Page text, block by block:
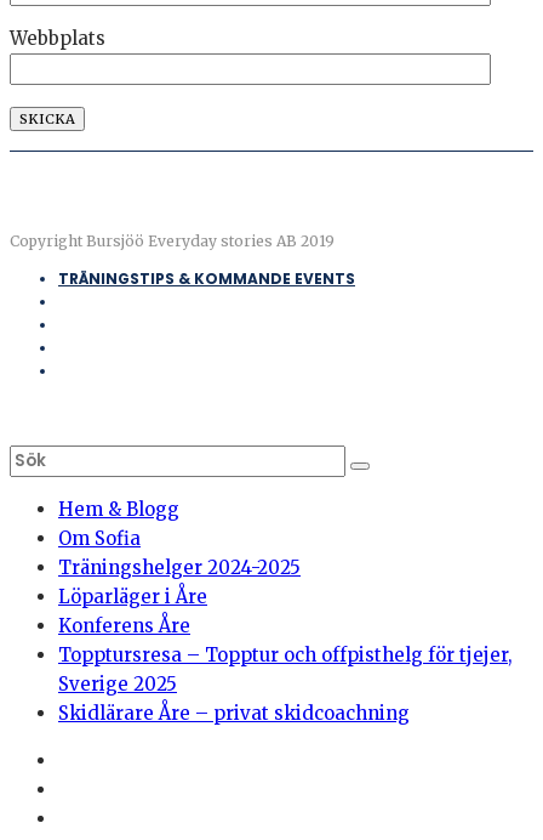
Webbplats
Copyright Bursjöö Everyday stories AB 2019
TRÄNINGSTIPS & KOMMANDE EVENTS
Hem & Blogg
Om Sofia
Träningshelger 2024-2025
Löparläger i Åre
Konferens Åre
Topptursresa – Topptur och offpisthelg för tjejer,
Sverige 2025
Skidlärare Åre – privat skidcoachning